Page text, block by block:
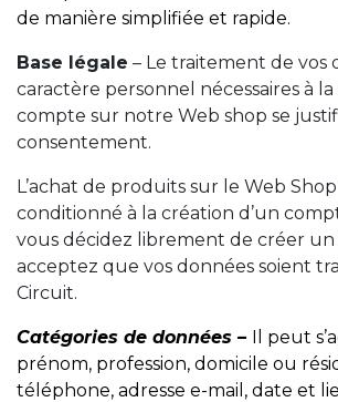
de manière simplifiée et rapide.
Base légale – Le traitement de vos
caractère personnel nécessaires à
compte sur notre Web shop se
consentement.
L’achat de produits sur le Web Shop
conditionné à la création d’un
vous décidez librement de créer
acceptez que vos données soient
Circuit.
Catégories de données – Il peut
prénom, profession, domicile ou
téléphone, adresse e-mail, date et